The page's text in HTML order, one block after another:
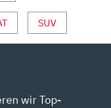
SUV
wir Top-